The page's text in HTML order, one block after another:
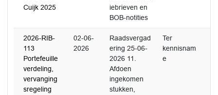
Cuijk 2025
iebrieven en
BOB-notities
2026-RIB-
113
Portefeuille
verdeling,
vervanging
sregeling
02-06-
2026
Raadsvergad
ering 25-06-
2026 11.
Afdoen
ingekomen
stukken,
Ter
kennisnam
e